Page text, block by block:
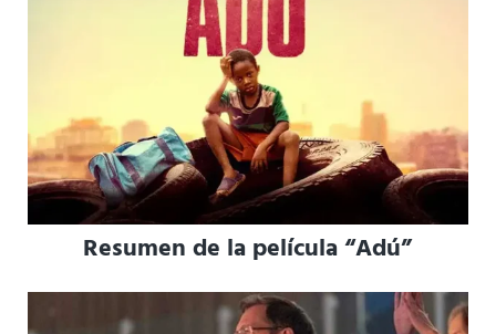
Resumen de la película “Adú”